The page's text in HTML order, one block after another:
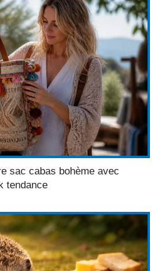
sac cabas bohème avec
tendance